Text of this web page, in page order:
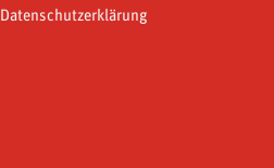
Datenschutzerklärung